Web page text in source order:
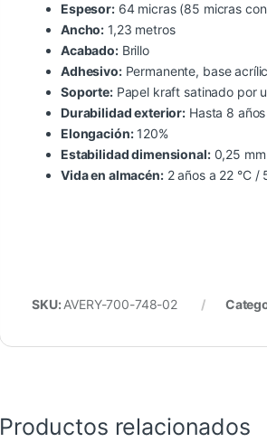
Espesor:64 micras (85 micras
Ancho: 1,23 metros
Acabado:Brillo
Adhesivo:Permanente, base
Soporte:Papel kraft satinado por
Durabilidad exterior: Hasta 8 años
Elongación:120%
Estabilidad dimensional:0,25
Vida en almacén:2 años a 22 °C /
SKU:AVERY-700-748-02
Productos relacionados